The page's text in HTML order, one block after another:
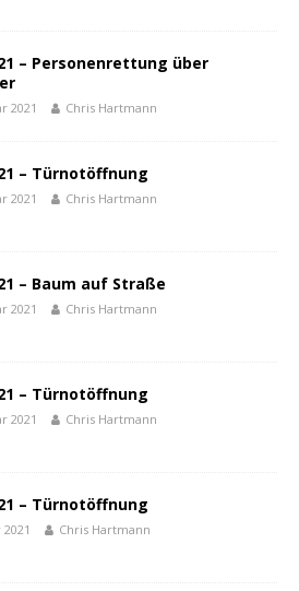
– Personenrettung über
2021 Chris Hartmann
– Türnotöffnung
2021 Chris Hartmann
– Baum auf Straße
2021 Chris Hartmann
– Türnotöffnung
2021 Chris Hartmann
– Türnotöffnung
Chris Hartmann